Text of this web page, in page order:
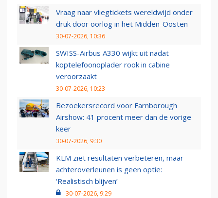
Vraag naar vliegtickets wereldwijd onder
druk door oorlog in het Midden-Oosten
30-07-2026, 10:36
SWISS-Airbus A330 wijkt uit nadat
koptelefoonoplader rook in cabine
veroorzaakt
30-07-2026, 10:23
Bezoekersrecord voor Farnborough
Airshow: 41 procent meer dan de vorige
keer
30-07-2026, 9:30
KLM ziet resultaten verbeteren, maar
achteroverleunen is geen optie:
‘Realistisch blijven’
30-07-2026, 9:29